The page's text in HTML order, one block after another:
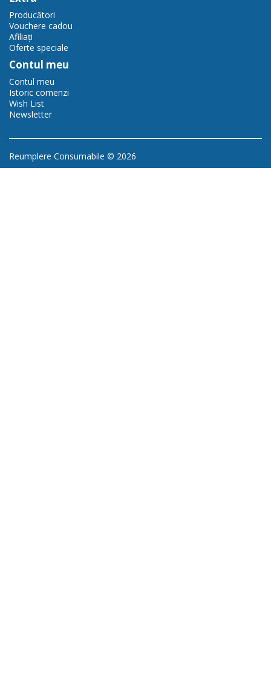
Producători
Vouchere cadou
Afiliaţi
Oferte speciale
Contul meu
Contul meu
Istoric comenzi
Wish List
Newsletter
Reumplere Consumabile © 2026